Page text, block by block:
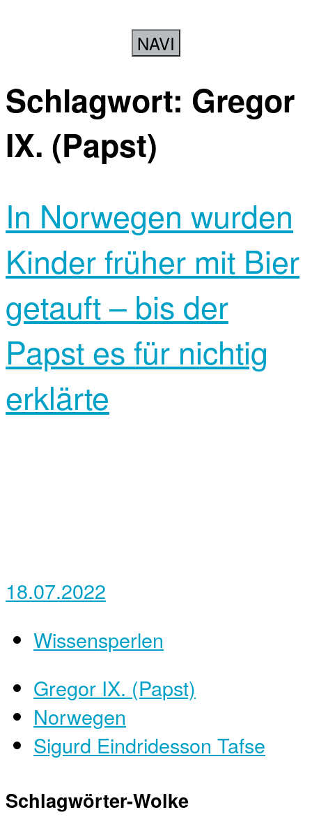
NAVI
Schlagwort: Gregor
IX. (Papst)
In Norwegen wurden
Kinder früher mit Bier
getauft – bis der
Papst es für nichtig
erklärte
18.07.2022
Wissensperlen
Gregor IX. (Papst)
Norwegen
Sigurd Eindridesson Tafse
Schlagwörter-Wolke